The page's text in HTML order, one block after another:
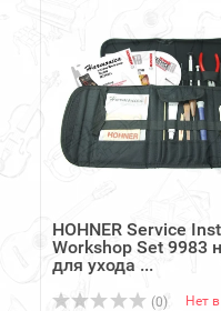
HOHNER Service
Workshop Set 9983
для ухода ...
(0) Нет